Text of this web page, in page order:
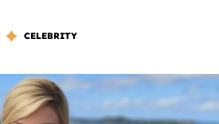
CELEBRITY
OBAVIJESTI